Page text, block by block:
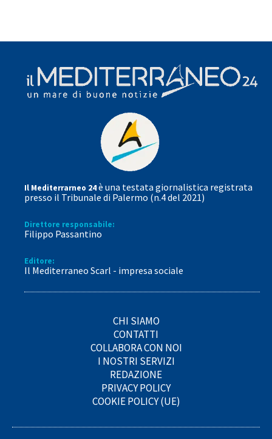
Il Mediterrarneo 24è una testata giornalistica registrata
presso il Tribunale di Palermo (n.4 del 2021)
Direttore responsabile:
Filippo Passantino
Editore:
Il Mediterraneo Scarl - impresa sociale
CHI SIAMO
CONTATTI
COLLABORA CON NOI
I NOSTRI SERVIZI
REDAZIONE
PRIVACY POLICY
COOKIE POLICY (UE)